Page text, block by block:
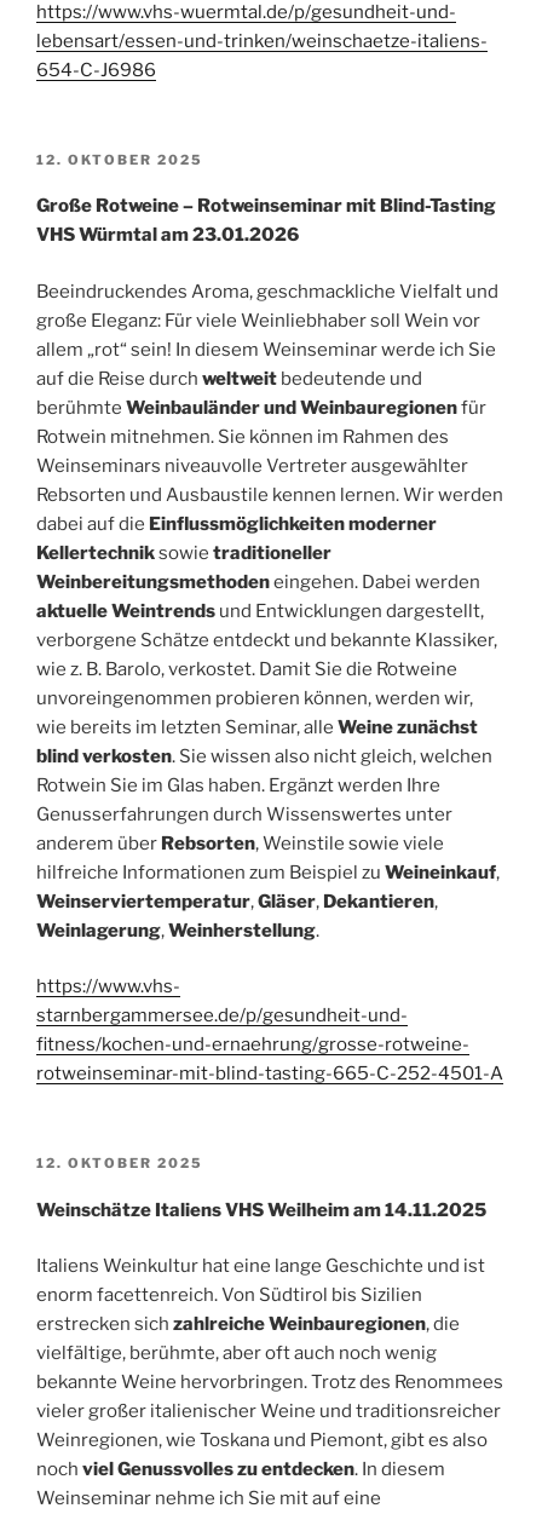
https://www.vhs-wuermtal.de/p/gesundheit-und-
lebensart/essen-und-trinken/weinschaetze-italiens-
654-C-J6986
VERÖFFENTLICHT
12. OKTOBER 2025
Große Rotweine – Rotweinseminar mit Blind-Tasting
VHS Würmtal am 23.01.2026
Beeindruckendes Aroma, geschmackliche Vielfalt und
große Eleganz: Für viele Weinliebhaber soll Wein vor
allem „rot“ sein! In diesem Weinseminar werde ich Sie
auf die Reise durch weltweit bedeutende und
berühmte Weinbauländer und Weinbauregionenfür
Rotwein mitnehmen. Sie können im Rahmen des
Weinseminars niveauvolle Vertreter ausgewählter
Rebsorten und Ausbaustile kennen lernen. Wir werden
dabei auf die Einflussmöglichkeiten moderner
Kellertechniksowie traditioneller
Weinbereitungsmethodeneingehen. Dabei werden
aktuelle Weintrends und Entwicklungen dargestellt,
verborgene Schätze entdeckt und bekannte Klassiker,
wie z. B. Barolo, verkostet. Damit Sie die Rotweine
unvoreingenommen probieren können, werden wir,
wie bereits im letzten Seminar, alle Weine zunächst
blind verkosten. Sie wissen also nicht gleich, welchen
Rotwein Sie im Glas haben. Ergänzt werden Ihre
Genusserfahrungen durch Wissenswertes unter
anderem über Rebsorten, Weinstile sowie viele
hilfreiche Informationen zum Beispiel zu Weineinkauf,
Weinserviertemperatur,Gläser, Dekantieren,
Weinlagerung,Weinherstellung.
https://www.vhs-
starnbergammersee.de/p/gesundheit-und-
fitness/kochen-und-ernaehrung/grosse-rotweine-
rotweinseminar-mit-blind-tasting-665-C-252-4501-A
VERÖFFENTLICHT
12. OKTOBER 2025
Weinschätze Italiens VHS Weilheim am 14.11.2025
Italiens Weinkultur hat eine lange Geschichte und ist
enorm facettenreich. Von Südtirol bis Sizilien
erstrecken sich zahlreiche Weinbauregionen, die
vielfältige, berühmte, aber oft auch noch wenig
bekannte Weine hervorbringen. Trotz des Renommees
vieler großer italienischer Weine und traditionsreicher
Weinregionen, wie Toskana und Piemont, gibt es also
noch viel Genussvolles zu entdecken. In diesem
Weinseminar nehme ich Sie mit auf eine